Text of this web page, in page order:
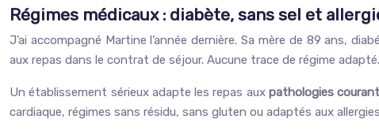
Régimes médicaux : diabète, sans sel et
J’ai accompagné Martine l’année dernière. Sa mère de 89 ans,
aux repas dans le contrat de séjour. Aucune trace de régime
Un établissement sérieux adapte les repas aux pathologies
cardiaque, régimes sans résidu, sans gluten ou adaptés aux